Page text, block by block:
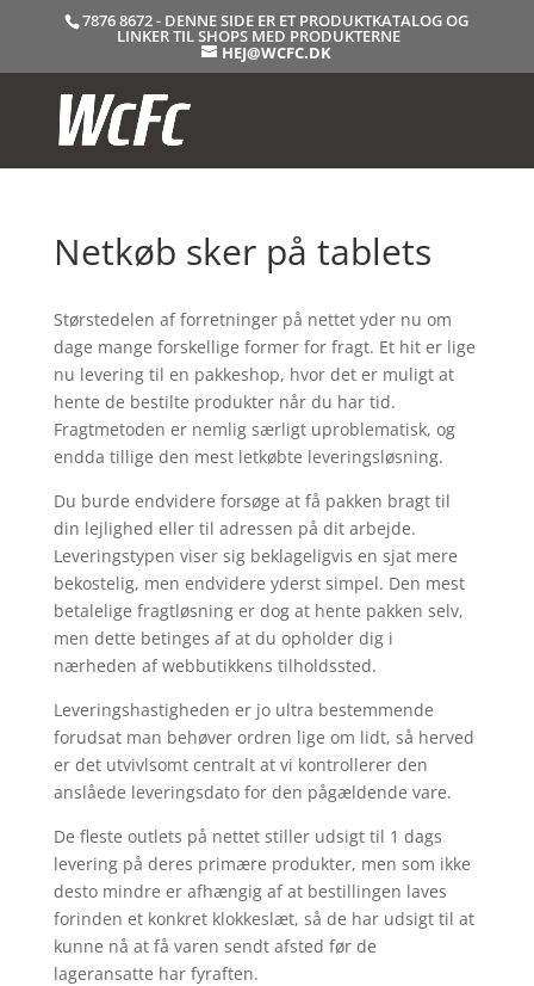
7876 8672 - DENNE SIDE ER ET PRODUKTKATALOG OG
LINKER TIL SHOPS MED PRODUKTERNE
HEJ@WCFC.DK
Netkøb sker på tablets
Størstedelen af forretninger på nettet yder nu om
dage mange forskellige former for fragt. Et hit er lige
nu levering til en pakkeshop, hvor det er muligt at
hente de bestilte produkter når du har tid.
Fragtmetoden er nemlig særligt uproblematisk, og
endda tillige den mest letkøbte leveringsløsning.
Du burde endvidere forsøge at få pakken bragt til
din lejlighed eller til adressen på dit arbejde.
Leveringstypen viser sig beklageligvis en sjat mere
bekostelig, men endvidere yderst simpel. Den mest
betalelige fragtløsning er dog at hente pakken selv,
men dette betinges af at du opholder dig i
nærheden af webbutikkens tilholdssted.
Leveringshastigheden er jo ultra bestemmende
forudsat man behøver ordren lige om lidt, så herved
er det utvivlsomt centralt at vi kontrollerer den
anslåede leveringsdato for den pågældende vare.
De fleste outlets på nettet stiller udsigt til 1 dags
levering på deres primære produkter, men som ikke
desto mindre er afhængig af at bestillingen laves
forinden et konkret klokkeslæt, så de har udsigt til at
kunne nå at få varen sendt afsted før de
lageransatte har fyraften.